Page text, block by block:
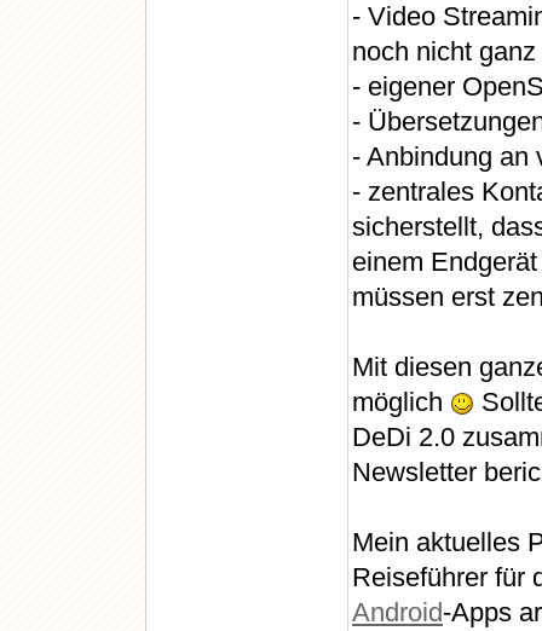
- Video
noch nicht
- eigener
-
- Anbindung an
- zentrales
sicherstellt,
einem
müssen erst
Mit diesen
möglich
DeDi 2.0
Newsletter
Mein aktuelles
Reiseführer für
Android-Apps